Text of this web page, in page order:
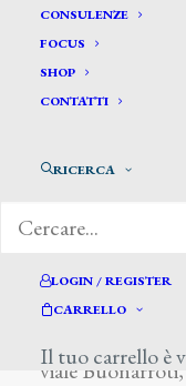
CONSULENZE
FOCUS
SHOP
CONTATTI
RICERCA
LOGIN / REGISTER
CARRELLO
Il tuo carrello è
Apolloni
viale